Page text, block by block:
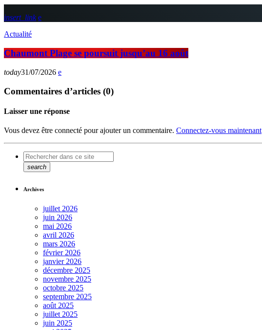
insert_link
Actualité
Chaumont Plage se poursuit jusqu’au 16 août
today31/07/2026
Commentaires d’articles (0)
Laisser une réponse
Vous devez être connecté pour ajouter un commentaire. Connectez-vous maintenant
search
Archives
juillet 2026
juin 2026
mai 2026
avril 2026
mars 2026
février 2026
janvier 2026
décembre 2025
novembre 2025
octobre 2025
septembre 2025
août 2025
juillet 2025
juin 2025